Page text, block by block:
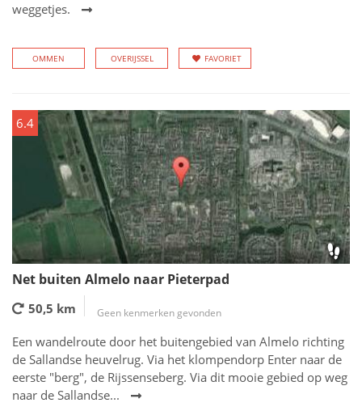
weggetjes.
OMMEN OVERIJSSEL FAVORIET
6.4
Net buiten Almelo naar Pieterpad
50,5 km Geen kenmerken gevonden
Een wandelroute door het buitengebied van Almelo richting
de Sallandse heuvelrug. Via het klompendorp Enter naar de
eerste "berg", de Rijssenseberg. Via dit mooie gebied op weg
naar de Sallandse...